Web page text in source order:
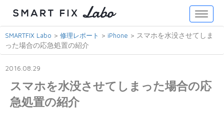
Toggle
SMARTFIX Labo > 修理レポート > iPhone > スマホを水没させてしま
った場合の応急処置の紹介
2016.08.29
スマホを水没させてしまった場合の応
急処置の紹介